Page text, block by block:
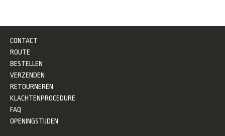
CONTACT
ROUTE
BESTELLEN
VERZENDEN
RETOURNEREN
KLACHTENPROCEDURE
FAQ
OPENINGSTIJDEN